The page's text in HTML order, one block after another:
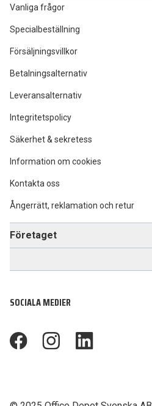
Vanliga frågor
Specialbeställning
Försäljningsvillkor
Betalningsalternativ
Leveransalternativ
Integritetspolicy
Säkerhet & sekretess
Information om cookies
Kontakta oss
Ångerrätt, reklamation och retur
Företaget
SOCIALA MEDIER